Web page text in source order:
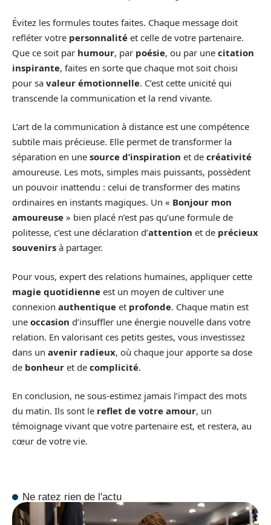
Évitez les formules toutes faites. Chaque message doit
refléter votre personnalité et celle de votre partenaire.
Que ce soit par humour, par poésie, ou par une citation
inspirante, faites en sorte que chaque mot soit choisi
pour sa valeur émotionnelle. C’est cette unicité qui
transcende la communication et la rend vivante.
L’art de la communication à distance est une compétence
subtile mais précieuse. Elle permet de transformer la
séparation en une source d’inspiration et de créativité
amoureuse. Les mots, simples mais puissants, possèdent
un pouvoir inattendu : celui de transformer des matins
ordinaires en instants magiques. Un « Bonjour mon
amoureuse » bien placé n’est pas qu’une formule de
politesse, c’est une déclaration d’attention et de précieux
souvenirs à partager.
Pour vous, expert des relations humaines, appliquer cette
magie quotidienne est un moyen de cultiver une
connexion authentique et profonde. Chaque matin est
une occasion d’insuffler une énergie nouvelle dans votre
relation. En valorisant ces petits gestes, vous investissez
dans un avenir radieux, où chaque jour apporte sa dose
de bonheur et de complicité.
En conclusion, ne sous-estimez jamais l’impact des mots
du matin. Ils sont le reflet de votre amour, un
témoignage vivant que votre partenaire est, et restera, au
cœur de votre vie.
Ne ratez rien de l'actu